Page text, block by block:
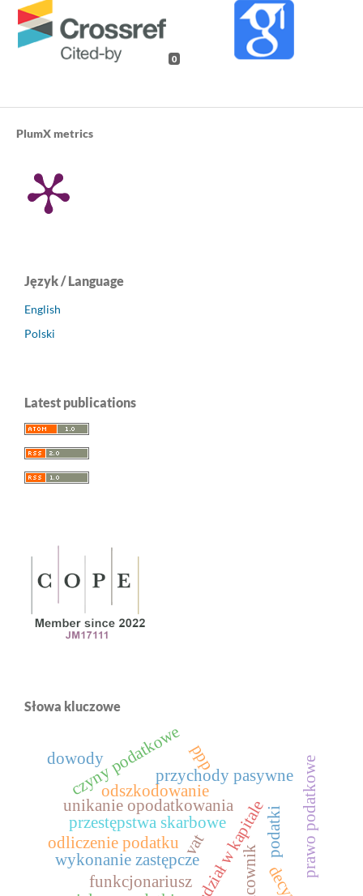
0
PlumX metrics
Język / Language
English
Polski
Latest publications
Słowa kluczowe
unikanie opodatkowania
udział w kapitale
przychody pasywne
vat
wykonanie zastępcze
odliczenie podatku
odszkodowanie
czyny podatkowe
przestępstwa skarbowe podatki
pracownik
funkcjonariusz
prawo podatkowe
ppp
dowody